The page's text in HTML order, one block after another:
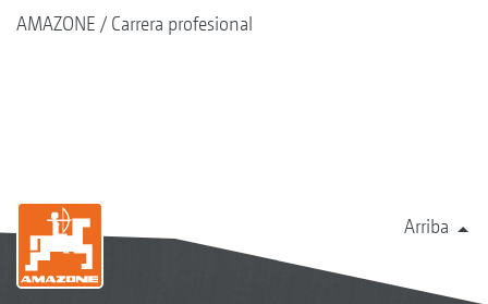
AMAZONE Carrera profesional
Arriba